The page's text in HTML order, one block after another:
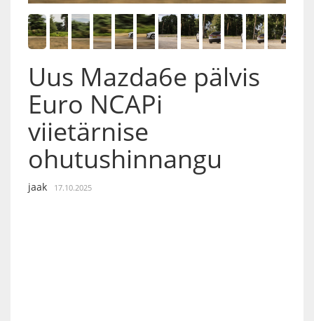
Uus Mazda6e pälvis
Euro NCAPi
viietärnise
ohutushinnangu
jaak 17.10.2025